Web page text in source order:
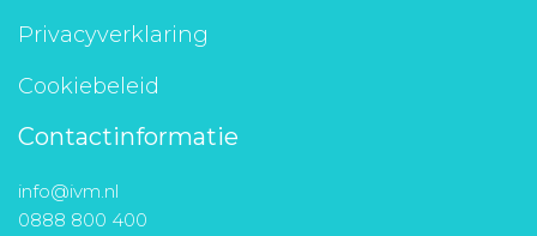
Privacyverklaring
Cookiebeleid
Contactinformatie
info@ivm.nl
0888 800 400